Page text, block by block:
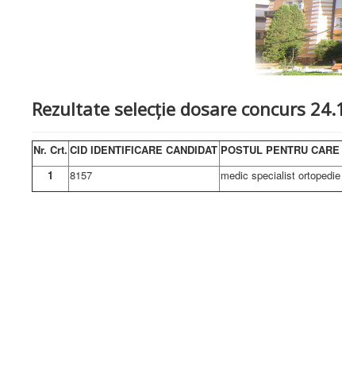
Rezultate selecție dosare concurs
Nr. Crt. CID IDENTIFICARE CANDIDAT POSTUL PENTRU
1
8157 medic specialist